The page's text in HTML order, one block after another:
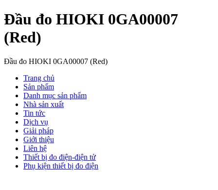
Đầu đo HIOKI 0GA00007
(Red)
Đầu đo HIOKI 0GA00007 (Red)
Trang chủ
Sản phẩm
Danh mục sản phẩm
Nhà sản xuất
Tin tức
Dịch vụ
Giải pháp
Giới thiệu
Liên hệ
Thiết bị đo điện-điện tử
Phụ kiện thiết bị đo điện